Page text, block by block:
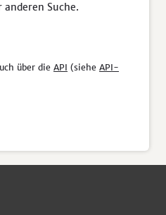
Suche.
über die API (siehe API-